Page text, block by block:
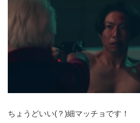
ちょうどいい(？)細マッチョです！